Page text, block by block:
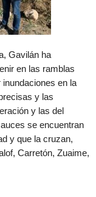
Gavilán ha
en las ramblas
en la
y las
y las del
se encuentran
y que la cruzan,
Carretón, Zuaime,